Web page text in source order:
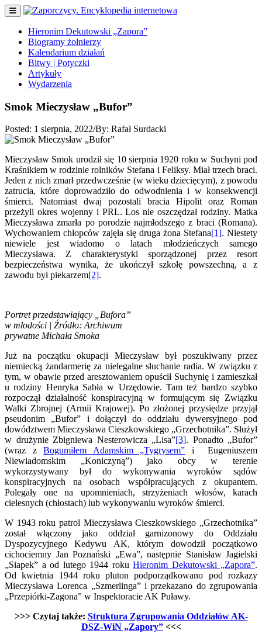
Hieronim Dekutowski „Zapora”
Biogramy żołnierzy
Kalendarium działań
Bitwy | Potyczki
Artykuły
Wydarzenia
Smok Mieczysław „Bufor”
Posted: 1 sierpnia, 2022/By: Rafał Surdacki
Mieczysław Smok urodził się 10 sierpnia 1920 roku w Suchyni pod
Kraśnikiem w rodzinie rolników Stefana i Feliksy. Miał trzech braci.
Jeden z nich zmarł przedwcześnie (w wieku dziecięcym), z powodu
zatrucia, które doprowadziło do odwodnienia i w konsekwencji
śmierci. Natomiast dwaj pozostali bracia Hipolit oraz Roman
przeżyli okres wojenny i PRL. Los nie oszczędzał rodziny. Matka
Mieczysława zmarła po porodzie najmłodszego z braci (Romana).
Wychowaniem chłopców zajęła się druga żona Stefana[1]. Niestety
niewiele jest wiadomo o latach młodzieńczych samego
Mieczysława. Z charakterystyki sporządzonej przez resort
bezpieczeństwa wynika, że ukończył szkołę powszechną, a z
zawodu był piekarzem[2].
Portret przedstawiający „Bufora”
w młodości | Źródło: Archiwum
prywatne Michała Smoka
Już na początku okupacji Mieczysław był poszukiwany przez
niemiecką żandarmerię za nielegalne słuchanie radia. W związku z
tym, w obawie przed aresztowaniem opuścił Suchynię i zamieszkał
u rodziny Henryka Sabła w Urzędowie. Tam też bardzo szybko
rozpoczął działalność konspiracyjną w formującym się Związku
Walki Zbrojnej (Armii Krajowej). Po złożonej przysiędze przyjął
pseudonim „Bufor” i dołączył do oddziału dywersyjnego pod
dowództwem Mieczysława Cieszkowskiego „Grzechotnika”. Służył
w drużynie Zbigniewa Nesterowicza „Lisa”[3]. Ponadto „Bufor”
(wraz zBogumiłem Adamskim „Tygrysem” i Eugeniuszem
Niewiadomskim „Koniczyną”) jako obcy w terenie
wykorzystywany był do wykonywania wyroków sądów
konspiracyjnych na osobach współpracujących z okupantem.
Polegały one na upomnieniach, strzyżeniach włosów, karach
cielesnych (chłostach) lub wykonywaniu wyroków śmierci.
W 1943 roku patrol Mieczysława Cieszkowskiego „Grzechotnika”
został włączony jako oddział garnizonowy do Oddziału
Dyspozycyjnego Kedywu AK, którym dowodził początkowo
cichociemny Jan Poznański „Ewa”, następnie Stanisław Jagielski
„Siapek” a od lutego 1944 roku Hieronim Dekutowski „Zapora”.
Od kwietnia 1944 roku pluton podporządkowano pod rozkazy
Mieczysława Lorenca „Szmerlinga” i przekazano do zgrupowania
„Przepiórki-Zagona” w Inspektoracie AK Puławy.
>>> Czytaj także: Struktura Zgrupowania Oddziałów AK-
DSZ-WiN „Zapory”<<<